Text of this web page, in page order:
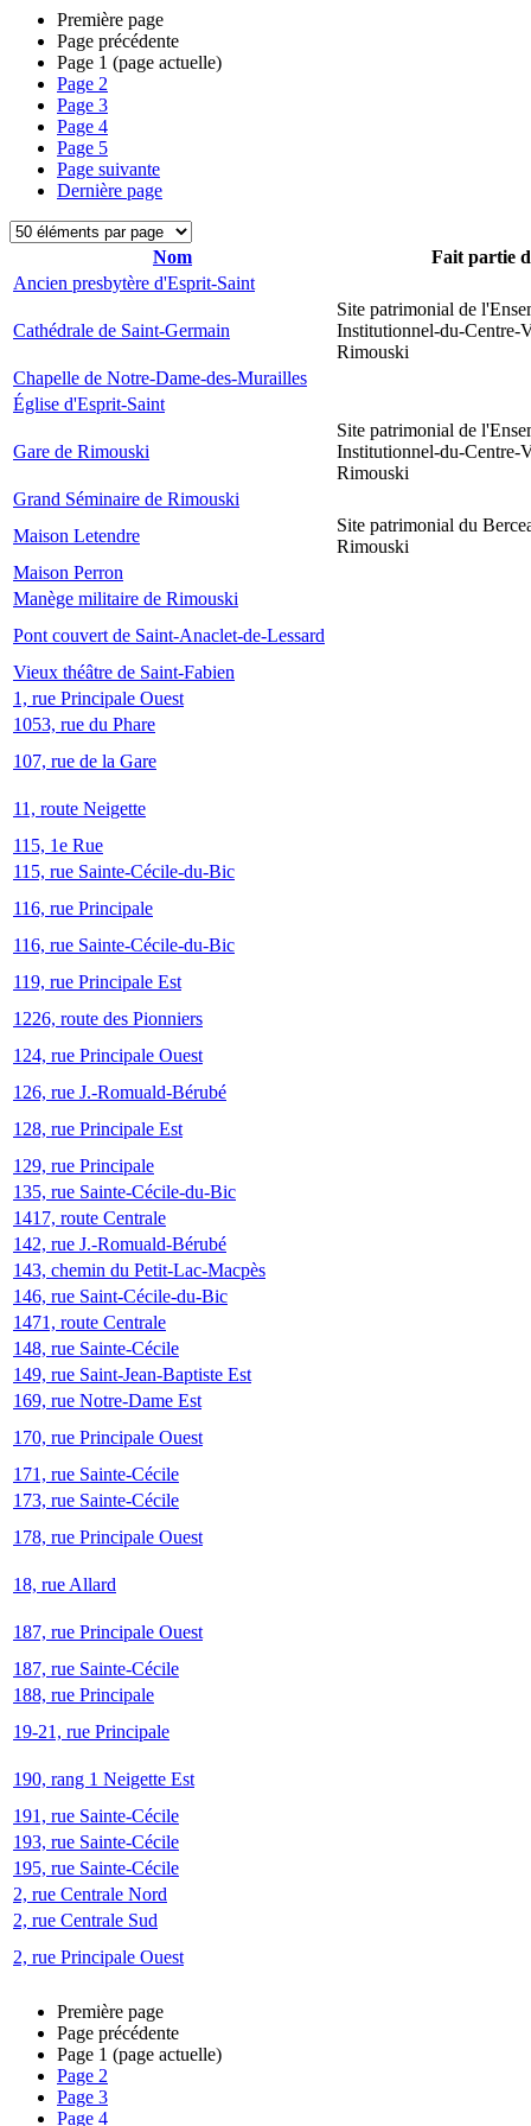
Première page
Page précédente
Page 1 (page actuelle)
Page 2
Page 3
Page 4
Page 5
Page suivante
Dernière page
Nom
Fait partie
Ancien presbytère d'Esprit-Saint
Cathédrale de Saint-Germain
Site patrimonial de
Institutionnel-du-Centre-
Rimouski
Chapelle de Notre-Dame-des-Murailles
Église d'Esprit-Saint
Gare de Rimouski
Site patrimonial de
Institutionnel-du-Centre-
Rimouski
Grand Séminaire de Rimouski
Maison Letendre
Site patrimonial du
Rimouski
Maison Perron
Manège militaire de Rimouski
Pont couvert de Saint-Anaclet-de-Lessard
Vieux théâtre de Saint-Fabien
1, rue Principale Ouest
1053, rue du Phare
107, rue de la Gare
11, route Neigette
115, 1e Rue
115, rue Sainte-Cécile-du-Bic
116, rue Principale
116, rue Sainte-Cécile-du-Bic
119, rue Principale Est
1226, route des Pionniers
124, rue Principale Ouest
126, rue J.-Romuald-Bérubé
128, rue Principale Est
129, rue Principale
135, rue Sainte-Cécile-du-Bic
1417, route Centrale
142, rue J.-Romuald-Bérubé
143, chemin du Petit-Lac-Macpès
146, rue Saint-Cécile-du-Bic
1471, route Centrale
148, rue Sainte-Cécile
149, rue Saint-Jean-Baptiste Est
169, rue Notre-Dame Est
170, rue Principale Ouest
171, rue Sainte-Cécile
173, rue Sainte-Cécile
178, rue Principale Ouest
18, rue Allard
187, rue Principale Ouest
187, rue Sainte-Cécile
188, rue Principale
19-21, rue Principale
190, rang 1 Neigette Est
191, rue Sainte-Cécile
193, rue Sainte-Cécile
195, rue Sainte-Cécile
2, rue Centrale Nord
2, rue Centrale Sud
2, rue Principale Ouest
Première page
Page précédente
Page 1 (page actuelle)
Page 2
Page 3
Page 4